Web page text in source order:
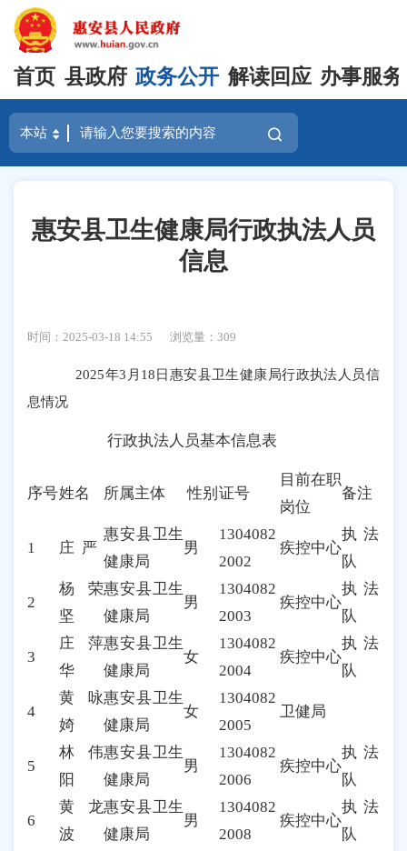
首页 县政府 政务公开 解读回应 办事服务
惠安县卫生健康局行政执法人员
信息
时间：2025-03-18 14:55 浏览量：309
2025年3月18日惠安县卫生健康局行政执法人员信
息情况
行政执法人员基本信息表
序号姓名 所属主体 性别 证号
目前在职
岗位
备注
1 庄 严
惠安县卫生
健康局
男
1304082
2002
疾控中心
执法
队
2
杨荣
坚
惠安县卫生
健康局
男
1304082
2003
疾控中心
执法
队
3
庄萍
华
惠安县卫生
健康局
女
1304082
2004
疾控中心
执法
队
4
黄咏
婍
惠安县卫生
健康局
女
1304082
2005
卫健局
5
林伟
阳
惠安县卫生
健康局
男
1304082
2006
疾控中心
执法
队
6
黄龙
波
惠安县卫生
健康局
男
1304082
2008
疾控中心
执法
队